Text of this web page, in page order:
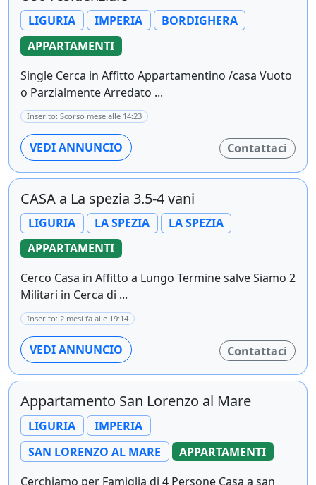
LIGURIA IMPERIA
BORDIGHERA
APPARTAMENTI
Single Cerca in Affitto Appartamentino /casa Vuoto
o Parzialmente Arredato ...
Inserito: Scorso mese alle 14:23
VEDI ANNUNCIO Contattaci
CASA a La spezia 3.5-4 vani
LIGURIA LA SPEZIA
LA SPEZIA
APPARTAMENTI
Cerco Casa in Affitto a Lungo Termine salve Siamo 2
Militari in Cerca di ...
Inserito: 2 mesi fa alle 19:14
VEDI ANNUNCIO Contattaci
Appartamento San Lorenzo al Mare
LIGURIA
IMPERIA
SAN LORENZO AL MARE
APPARTAMENTI
Cerchiamo per Famiglia di 4 Persone Casa a san